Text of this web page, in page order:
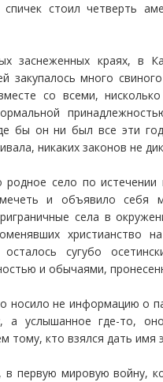
стоил четверть
заснеженных краях, в
закупалось много
со всеми,
бы он ни был все эти
никаких законов не
родное село по
и объявило себя
села в
христианство
сугубо
и обычаями,
носило не информацию о
а услышанное где-то,
тому, кто взялся дать имя
в первую мировую войну,